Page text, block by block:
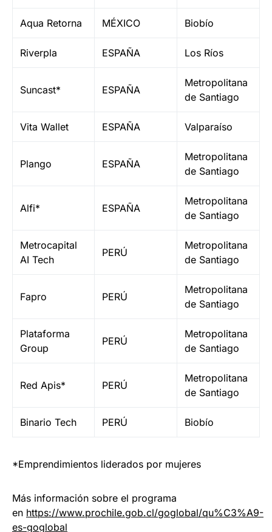
Aqua Retorna MÉXICO Biobío
Riverpla ESPAÑA Los Ríos
Suncast* ESPAÑA
Metropolitana
de Santiago
Vita Wallet ESPAÑA Valparaíso
Plango ESPAÑA
Metropolitana
de Santiago
Alfi* ESPAÑA
Metropolitana
de Santiago
Metrocapital
AI Tech
PERÚ
Metropolitana
de Santiago
Fapro PERÚ
Metropolitana
de Santiago
Plataforma
Group
PERÚ
Metropolitana
de Santiago
Red Apis* PERÚ
Metropolitana
de Santiago
Binario Tech PERÚ Biobío
*Emprendimientos liderados por mujeres
Más información sobre el programa
en https://www.prochile.gob.cl/goglobal/qu%C3%A9-
es-goglobal